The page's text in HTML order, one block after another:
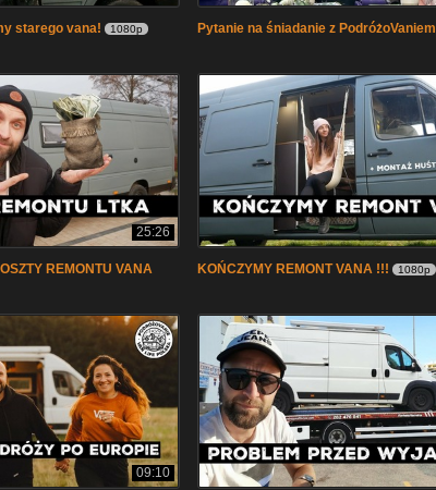
starego vana! 1080p Pytanie na śniadanie z PodróżoVaniem
25:26
REMONTU VANA KOŃCZYMY REMONT VANA !!! 1080p
09:10